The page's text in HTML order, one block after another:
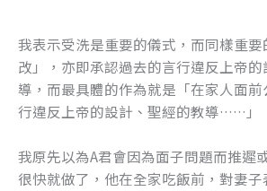
我表示受洗是重要的儀式，而同樣重
改」，亦即承認過去的言行違反上帝
導，而最具體的作為就是「在家人面
行違反上帝的設計、聖經的教導……」
我原先以為A君會因為面子問題而推遲
很快就做了，他在全家吃飯前，對妻